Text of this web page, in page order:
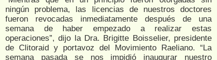
ningún problema, las licencias de nuestros doctores
fueron revocadas inmediatamente después de una
semana de haber empezado a realizar estas
operaciones”, dijo la Dra. Brigitte Boisselier, presidente
de Clitoraid y portavoz del Movimiento Raeliano. “La
semana pasada se nos impidió inaugurar nuestro